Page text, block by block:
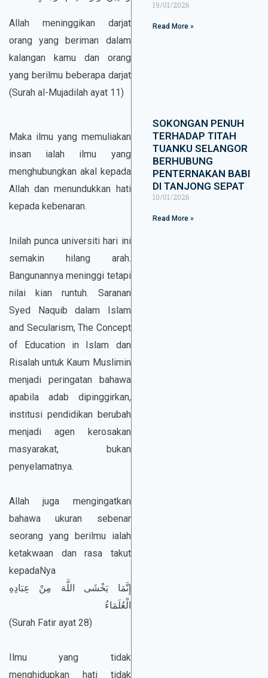
Allah meninggikan darjat
orang yang beriman dalam
kalangan kamu dan orang
yang berilmu beberapa darjat
(Surah al-Mujadilah ayat 11)
Maka ilmu yang memuliakan
insan ialah ilmu yang
menghubungkan akal kepada
Allah dan menundukkan hati
kepada kebenaran.
Inilah punca universiti hari ini
semakin hilang arah.
Bangunannya meninggi tetapi
nilai kian runtuh. Saranan
Syed Naquib dalam Islam
and Secularism, The Concept
of Education in Islam dan
Risalah untuk Kaum Muslimin
menjadi peringatan bahawa
apabila adab dipinggirkan,
institusi pendidikan berubah
menjadi agen kerosakan
masyarakat, bukan
penyelamatnya.
Allah juga mengingatkan
bahawa ukuran sebenar
seorang yang berilmu ialah
ketakwaan dan rasa takut
kepadaNya
إِنَّمَا يَخْشَى اللَّهَ مِنْ عِبَادِهِ
الْعُلَمَاءُ
(Surah Fatir ayat 28)
Ilmu yang tidak
menghidupkan hati tidak
19/01/2026
Read More »
SOKONGAN PENUH
TERHADAP TITAH
TUANKU SELANGOR
BERHUBUNG
PENTERNAKAN BABI
DI TANJONG SEPAT
10/01/2026
Read More »